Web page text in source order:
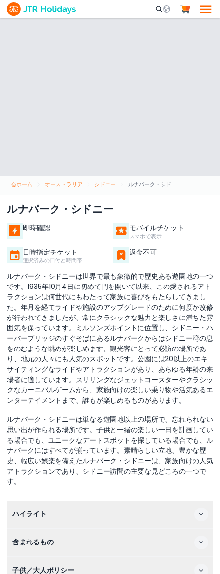
Mobile Search
ホーム オーストラリア シドニー ルナパーク・シドニー
ルナパーク・シドニー
即時確認 モバイルチケット
スマホで表示
日時指定チケット
選択済みの日付と時間帯
返金不可
ルナパーク・シドニーは世界で最も象徴的で歴史ある遊園地の一つ
です。1935年10月4日に初めて門を開いて以来、この愛されるアト
ラクションは何世代にもわたって家族に喜びをもたらしてきまし
た。年月を経てライドや施設のアップグレードのために何度か改修
が行われてきましたが、常にクラシックな魅力と楽しさに満ちた雰
囲気を保っています。ミルソンズポイントに位置し、シドニー・ハ
ーバーブリッジのすぐそばにあるルナパークからはシドニー湾の息
をのむような眺めが楽しめます。観光客にとって必訪の場所であ
り、地元の人々にも人気のスポットです。公園には20以上のエキ
サイティングなライドやアトラクションがあり、あらゆる年齢の来
場者に適しています。スリリングなジェットコースターやクラシッ
クなカーニバルゲームから、家族向けの楽しい乗り物や活気あるエ
ンターテイメントまで、誰もが楽しめるものがあります。
ルナパーク・シドニーは単なる遊園地以上の場所で、忘れられない
思い出が作られる場所です。子供と一緒の楽しい一日を計画してい
る場合でも、ユニークなデートスポットを探している場合でも、ル
ナパークにはすべてが揃っています。素晴らしい立地、豊かな歴
史、幅広い娯楽を備えたルナパーク・シドニーは、家族向けの人気
アトラクションであり、シドニー訪問の主要な見どころの一つで
す。
ハイライト
含まれるもの
子供／大人ポリシー